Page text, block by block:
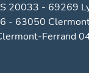
20033 - 69269
- 63050
Ferrand